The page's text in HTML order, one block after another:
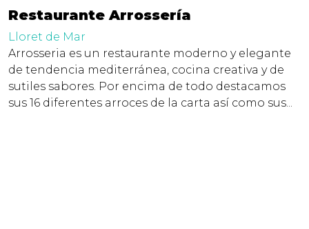
Restaurante Arrossería
Lloret de Mar
Arrosseria es un restaurante moderno y elegante
de tendencia mediterránea, cocina creativa y de
sutiles sabores. Por encima de todo destacamos
sus 16 diferentes arroces de la carta así como sus...